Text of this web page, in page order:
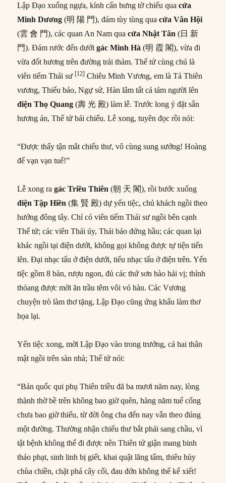
Lập Đạo xuống ngựa, kính cẩn bưng tờ chiếu quacửa
Minh Dương (明 陽 門), đám tùy tùng quacửa Vân Hội
(雲 會 門), các quan An Nam quacửa Nhật Tân (日 新
門). Đám rước đến dướigác Minh Hà (明 霞 閣), vừa đi
vừa đốt hương trên đường trải thảm. Thế tử cùng chú là
viên tiếm Thái sư[12] Chiêu Minh Vương, em là Tả Thiên
vương, Thiếu bảo, Ngự sử, Hàn lâm tất cả tám người lên
điện Thọ Quang (壽 光 殿) làm lễ. Trước long ỷ đặt sẵn
hương án, Thế tử bái chiếu. Lễ xong, tuyên đọc rồi nói:
“Được thấy tận mắt chiếu thư, vô cùng sung sướng! Hoàng
đế vạn vạn tuế!”
Lễ xong ragác Triều Thiên (朝 天 閣), rồi bước xuống
điện Tập Hiền (集 賢 殿) dự yến tiệc, chủ khách ngồi theo
hướng đông tây. Chỉ có viên tiếm Thái sư ngồi bên cạnh
Thế tử; các viên Thái úy, Thái bảo đứng hầu; các quan lại
khác ngồi tại điện dưới, không gọi không được tự tiện tiến
lên. Đại nhạc tấu ở điện dưới, tiểu nhạc tấu ở điện trên. Yến
tiệc gồm 8 bàn, rượu ngon, đủ các thứ sơn hào hải vị; thỉnh
thỏang được mời ăn trầu têm vôi vỏ hàu. Các Vương
chuyện trò làm thơ tặng, Lập Đạo cũng ứng khẩu làm thơ
họa lại.
Yến tiệc xong, mời Lập Đạo vào trong trướng, cả hai thân
mật ngồi trên sàn nhà; Thế tử nói:
“Bản quốc qui phụ Thiên triều đã ba mươi năm nay, lòng
thành thờ bề trên không bao giờ quên, hàng năm tuế cống
chưa bao giờ thiếu, từ đời ông cha đến nay vẫn theo đúng
một đường. Thường nhận chiếu thư bắt phải sang chầu, vì
tật bệnh không thể đi được nên Thiên tử giận mang binh
thảo phạt, sinh linh bị giết, khai quật lăng tẩm, thiêu hủy
chùa chiền, chặt phá cây cối, đau đớn không thể kể xiết!